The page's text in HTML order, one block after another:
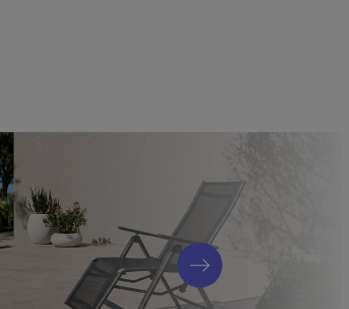
werden nur hochwertige Materialien verwendet, die
dem hohen Qualitätsstandard entsprechen. Durch
besonders strapazierfähig und bei richtiger Pflege
können die Sessel mit bis zu ca. 130 kg belastet
stapeln und platzsparend verstauen.
an den Füßen und schützt so Ihren